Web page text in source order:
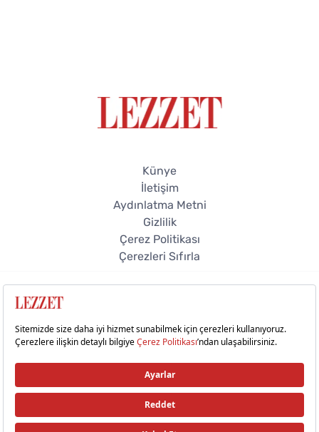
Künye
İletişim
Aydınlatma Metni
Gizlilik
Çerez Politikası
Çerezleri Sıfırla
© 2026 Lezzet Online. Tüm hakları saklıdır.